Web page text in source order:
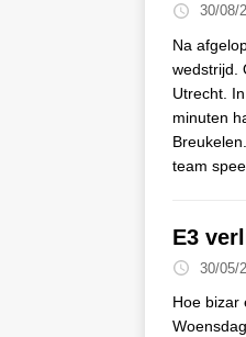
30/08/
Na
wedstrijd.
Utrecht.
minuten
team
E3
30/05/
Hoe bizar